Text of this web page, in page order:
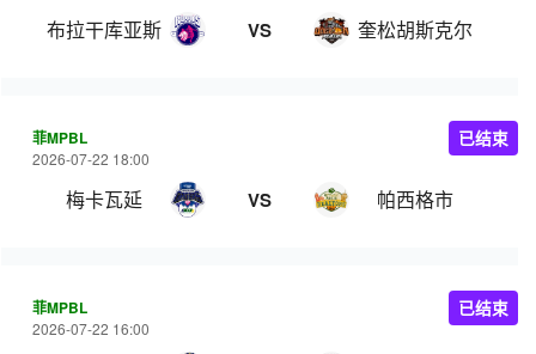
布拉干库亚斯 VS 奎松胡斯克尔
菲MPBL
2026-07-22 18:00
梅卡瓦延 VS 帕西格市
已结束
菲MPBL
2026-07-22 16:00
已结束